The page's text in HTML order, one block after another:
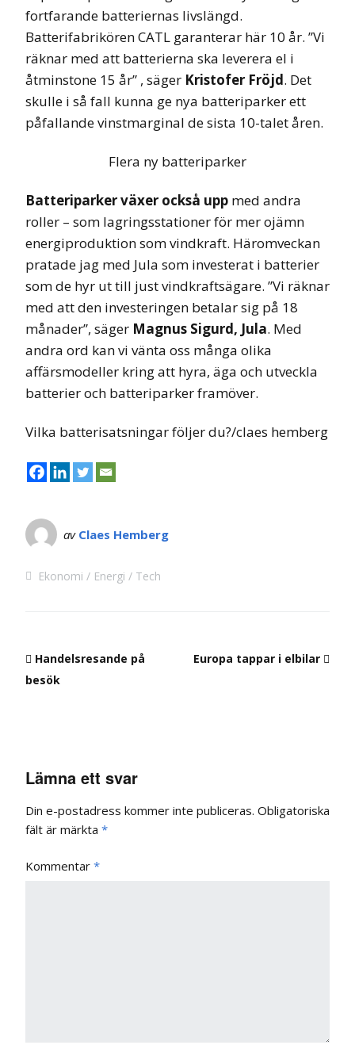
fortfarande batteriernas livslängd.
Batterifabrikören CATL garanterar här 10 år. ”Vi
räknar med att batterierna ska leverera el i
åtminstone 15 år” , säger Kristofer Fröjd. Det
skulle i så fall kunna ge nya batteriparker ett
påfallande vinstmarginal de sista 10-talet åren.
Flera ny batteriparker
Batteriparker växer också upp med andra
roller – som lagringsstationer för mer ojämn
energiproduktion som vindkraft. Häromveckan
pratade jag med Jula som investerat i batterier
som de hyr ut till just vindkraftsägare. ”Vi räknar
med att den investeringen betalar sig på 18
månader”, säger Magnus Sigurd, Jula. Med
andra ord kan vi vänta oss många olika
affärsmodeller kring att hyra, äga och utveckla
batterier och batteriparker framöver.
Vilka batterisatsningar följer du?/claes hemberg
av Claes Hemberg
Ekonomi Energi Tech
Handelsresande på
besök
Europa tappar i elbilar
Lämna ett svar
Din e-postadress kommer inte publiceras. Obligatoriska
fält är märkta *
Kommentar *